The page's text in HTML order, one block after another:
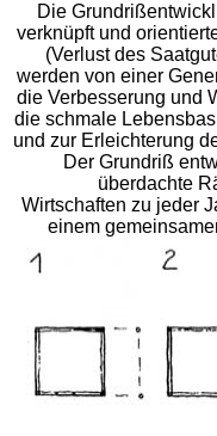
Die
verknüpft und
(Verlust des
werden von einer
die Verbesserung und
die schmale
und zur Erleichterung
Der Grundriß
überdachte
Wirtschaften zu jeder
einem